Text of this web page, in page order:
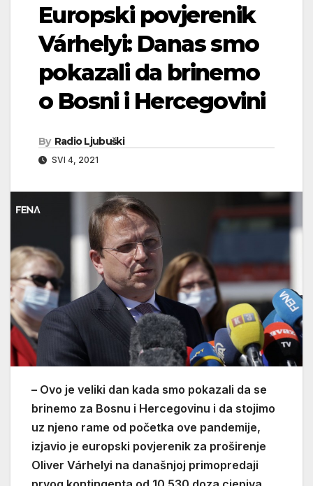
Europski povjerenik
Várhelyi: Danas smo
pokazali da brinemo
o Bosni i Hercegovini
By Radio Ljubuški
SVI 4, 2021
– Ovo je veliki dan kada smo pokazali da se
brinemo za Bosnu i Hercegovinu i da stojimo
uz njeno rame od početka ove pandemije,
izjavio je europski povjerenik za proširenje
Oliver Várhelyi na današnjoj primopredaji